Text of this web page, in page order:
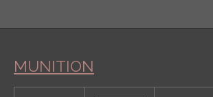
MUNITION